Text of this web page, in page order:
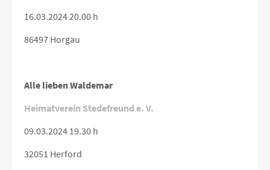
16.03.2024 20.00 h
86497 Horgau
Alle lieben Waldemar
Heimatverein Stedefreund e. V.
09.03.2024 19.30 h
32051 Herford